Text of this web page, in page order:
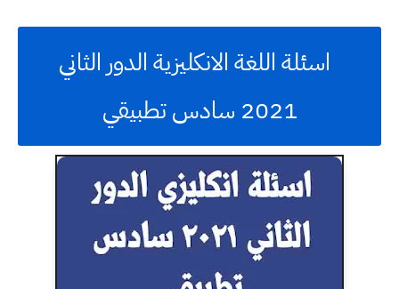
اسئلة اللغة الانكليزية الدور الثاني
2021 سادس تطبيقي